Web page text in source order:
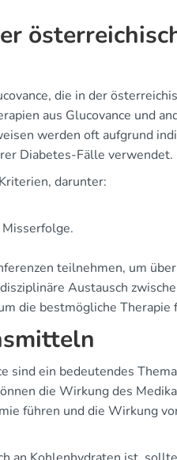
die in der
aus Glucovance und
werden oft aufgrund
Diabetes-Fälle verwendet.
darunter:
teilnehmen, um
Austausch
die bestmögliche
sind ein bedeutendes
die Wirkung des
führen und die Wirkung